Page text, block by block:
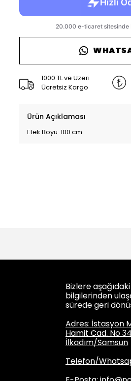
1000 TL ve Üzeri
Ücretsiz Kargo
Ürün Açıklaması
Etek Boyu :100 cm
Bizlere
bilgilerinden
sürede geri
Adres: İstasyon
Hamit Cad. No
İlkadım/Samsun
Telefon/